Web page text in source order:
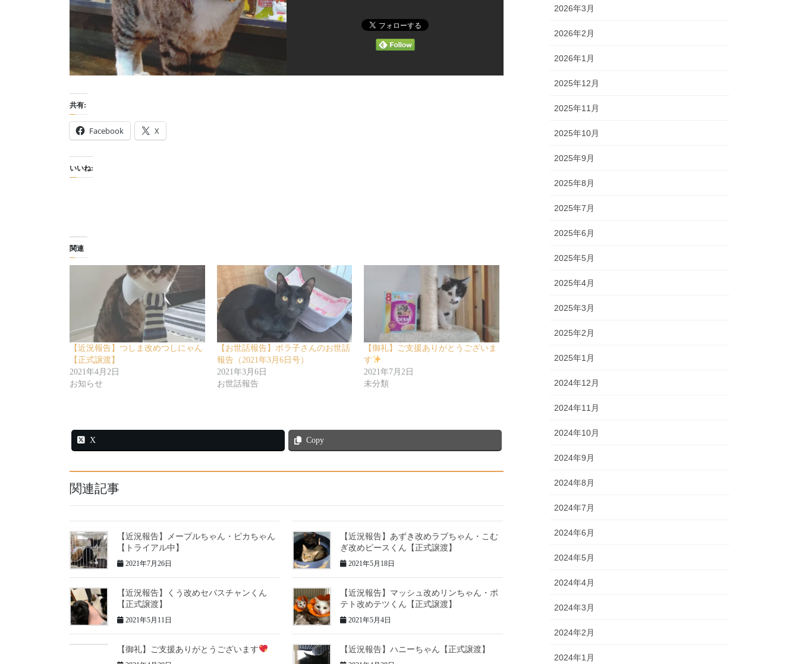
共有:
Facebook X
いいね:
関連
【近況報告】つしま改めつしにゃん
【正式譲渡】
2021年4月2日
お知らせ
【お世話報告】ボラ子さんのお世話
報告（2021年3月6日号）
2021年3月6日
お世話報告
【御礼】ご支援ありがとうございま
す
2021年7月2日
未分類
X Copy
関連記事
【近況報告】メープルちゃん・ピカちゃん
【トライアル中】
2021年7月26日
【近況報告】あずき改めラブちゃん・こむ
ぎ改めピースくん【正式譲渡】
2021年5月18日
【近況報告】くう改めセバスチャンくん
【正式譲渡】
2021年5月11日
【近況報告】マッシュ改めリンちゃん・ポ
テト改めテツくん【正式譲渡】
2021年5月4日
【御礼】ご支援ありがとうございます 【近況報告】ハニーちゃん【正式譲渡】
2026年3月
2026年2月
2026年1月
2025年12月
2025年11月
2025年10月
2025年9月
2025年8月
2025年7月
2025年6月
2025年5月
2025年4月
2025年3月
2025年2月
2025年1月
2024年12月
2024年11月
2024年10月
2024年9月
2024年8月
2024年7月
2024年6月
2024年5月
2024年4月
2024年3月
2024年2月
2024年1月